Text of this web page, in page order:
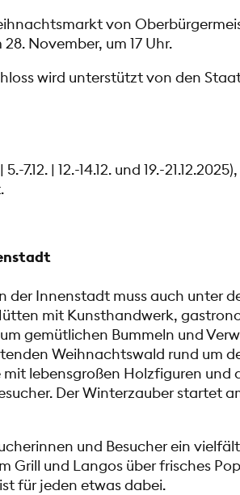
von
November, um 17 Uhr.
wird unterstützt von den
5.-7.12. | 12.-14.12. und 19.-
der Innenstadt muss auch unter
mit Kunsthandwerk,
gemütlichen Bummeln und
Weihnachtswald rund um
lebensgroßen Holzfiguren und
Der Winterzauber startet
und Besucher ein
Grill und Langos über frisches
für jeden etwas dabei.